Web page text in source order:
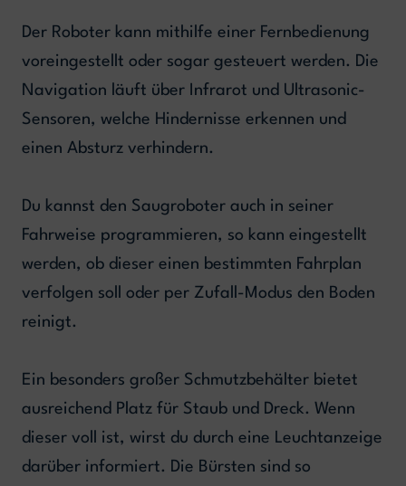
Der Roboter kann mithilfe einer Fernbedienung
voreingestellt oder sogar gesteuert werden. Die
Navigation läuft über Infrarot und Ultrasonic-
Sensoren, welche Hindernisse erkennen und
einen Absturz verhindern.
Du kannst den Saugroboter auch in seiner
Fahrweise programmieren, so kann eingestellt
werden, ob dieser einen bestimmten Fahrplan
verfolgen soll oder per Zufall-Modus den Boden
reinigt.
Ein besonders großer Schmutzbehälter bietet
ausreichend Platz für Staub und Dreck. Wenn
dieser voll ist, wirst du durch eine Leuchtanzeige
darüber informiert. Die Bürsten sind so